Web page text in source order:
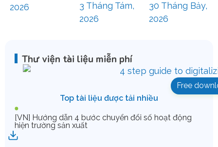
2026
3 Tháng Tám,
2026
30 Tháng Bảy,
2026
Thư viện tài liệu miễn phí
Free
Top tài liệu được tải nhiều
[VN] Hướng dẫn 4 bước chuyển đổi số hoạt động
hiện trường sản xuất